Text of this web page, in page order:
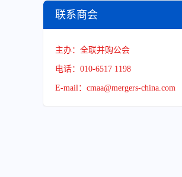
联系商会
主办：全联并购公会
电话：010-6517 1198
E-mail：cmaa@mergers-china.com